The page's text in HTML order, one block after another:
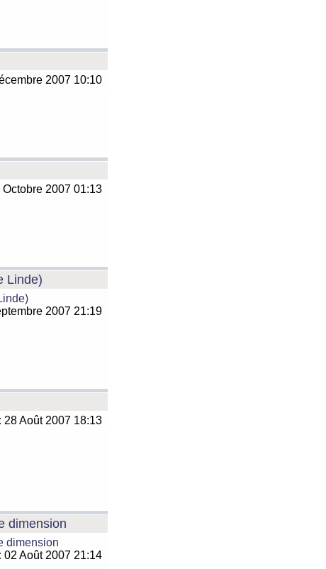
2007 10:10
Octobre 2007 01:13
Linde)
2007 21:19
28 Août 2007 18:13
dimension
dimension
02 Août 2007 21:14